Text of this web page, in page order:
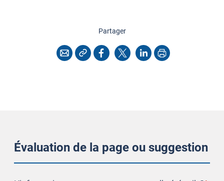
Partagercette page
CourrielCopier l'adresse
Facebook
X LinkedInImprimer
Évaluation de la page ou suggestion